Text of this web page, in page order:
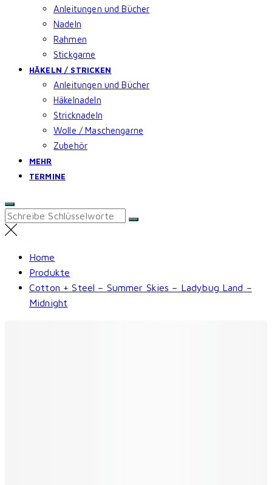
Anleitungen und Bücher
Nadeln
Rahmen
Stickgarne
HÄKELN / STRICKEN
Anleitungen und Bücher
Häkelnadeln
Stricknadeln
Wolle / Maschengarne
Zubehör
MEHR
TERMINE
Search
for:
Home
Produkte
Cotton + Steel – Summer Skies – Ladybug Land –
Midnight